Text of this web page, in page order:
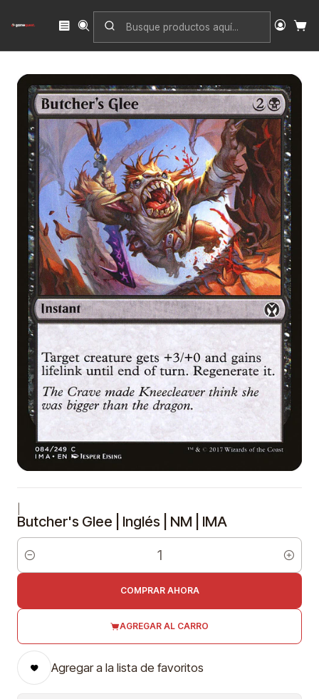
Inicio Singles
Iconic Masters
Butcher's Glee | Inglés | NM | IMA
Butcher's Glee | Inglés | NM | IMA
Cantidad
AGREGAR AL CARRO
COMPRAR AHORA
Agregar a la lista de favoritos